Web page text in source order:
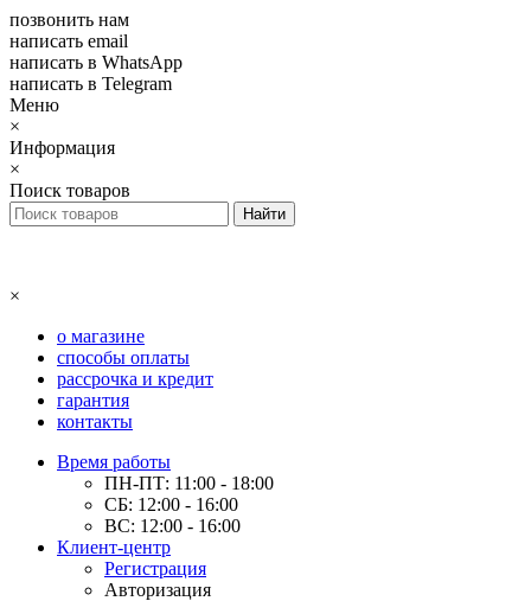
позвонить нам
написать email
написать в WhatsApp
написать в Telegram
Меню
×
Информация
×
Поиск товаров
×
о магазине
способы оплаты
рассрочка и кредит
гарантия
контакты
Время работы
ПН-ПТ: 11:00 - 18:00
СБ: 12:00 - 16:00
ВС: 12:00 - 16:00
Клиент-центр
Регистрация
Авторизация